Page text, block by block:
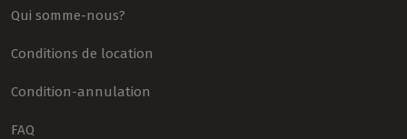
Qui somme-nous?
Conditions de location
Condition-annulation
FAQ